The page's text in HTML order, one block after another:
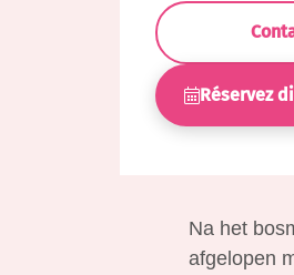
Réservez
Na het
afgelopen